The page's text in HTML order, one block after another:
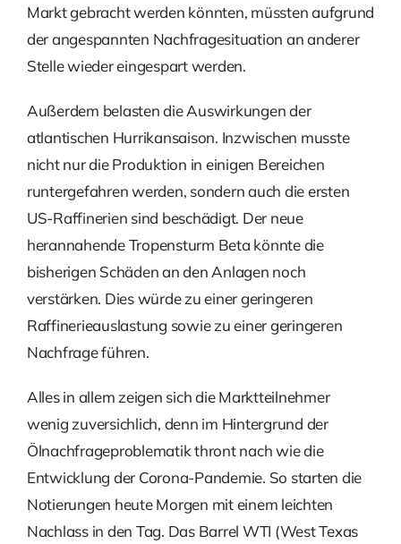
Markt gebracht werden könnten, müssten aufgrund
der angespannten Nachfragesituation an anderer
Stelle wieder eingespart werden.
Außerdem belasten die Auswirkungen der
atlantischen Hurrikansaison. Inzwischen musste
nicht nur die Produktion in einigen Bereichen
runtergefahren werden, sondern auch die ersten
US-Raffinerien sind beschädigt. Der neue
herannahende Tropensturm Beta könnte die
bisherigen Schäden an den Anlagen noch
verstärken. Dies würde zu einer geringeren
Raffinerieauslastung sowie zu einer geringeren
Nachfrage führen.
Alles in allem zeigen sich die Marktteilnehmer
wenig zuversichlich, denn im Hintergrund der
Ölnachfrageproblematik thront nach wie die
Entwicklung der Corona-Pandemie. So starten die
Notierungen heute Morgen mit einem leichten
Nachlass in den Tag. Das Barrel WTI (West Texas